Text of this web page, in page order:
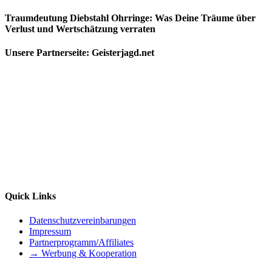
Traumdeutung Diebstahl Ohrringe: Was Deine Träume über
Verlust und Wertschätzung verraten
Unsere Partnerseite: Geisterjagd.net
Quick Links
Datenschutzvereinbarungen
Impressum
Partnerprogramm/Affiliates
→ Werbung & Kooperation